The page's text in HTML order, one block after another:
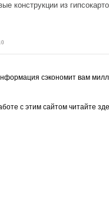
конструкции из
сэкономит вам
с этим сайтом читайте